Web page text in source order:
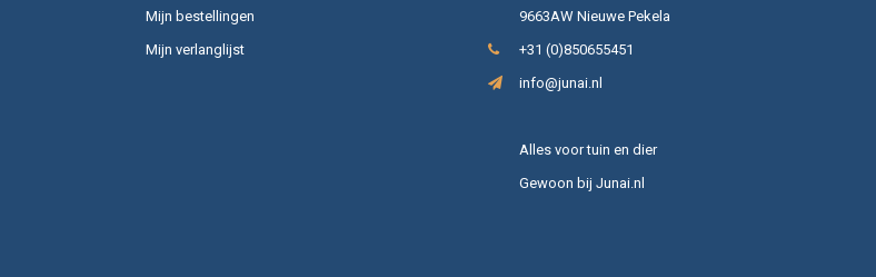
Mijn bestellingen
Mijn verlanglijst
9663AW Nieuwe Pekela
+31 (0)850655451
info@junai.nl
Alles voor tuin en dier
Gewoon bij Junai.nl